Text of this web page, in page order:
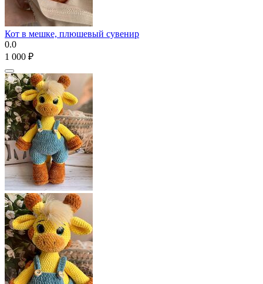
Кот в мешке, плюшевый сувенир
0.0
1 000 ₽